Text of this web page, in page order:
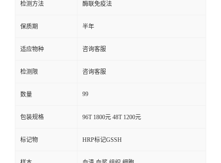
检测方法 酶联免疫法
保质期 半年
适应物种 咨询客服
检测限 咨询客服
数量 99
包装规格 96T 1800元 48T 1200元
标记物 HRP标记GSSH